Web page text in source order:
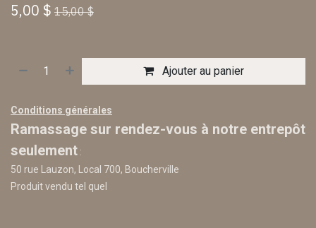
5,00 $ 15,00$
Ajouter au panier
Conditions générales
Ramassage sur rendez-vous à notre entrepôt
seulement :
50 rue Lauzon, Local 700, Boucherville
Produit vendu tel quel